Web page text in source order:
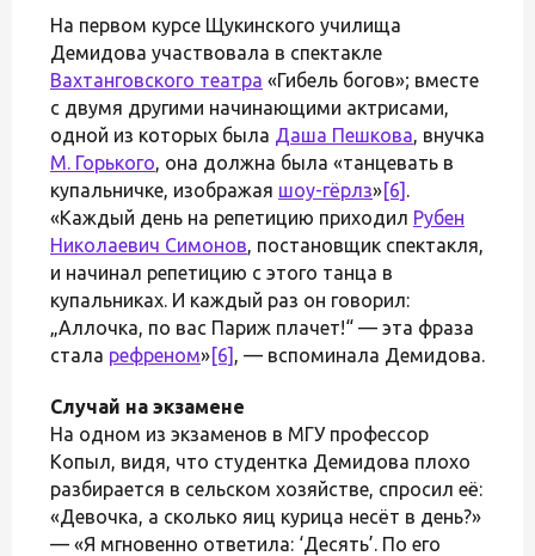
На первом курсе Щукинского училища
Демидова участвовала в спектакле
Вахтанговского театра «Гибель богов»; вместе
с двумя другими начинающими актрисами,
одной из которых была Даша Пешкова, внучка
М. Горького, она должна была «танцевать в
купальничке, изображая шоу-гёрлз»[6] .
«Каждый день на репетицию приходил Рубен
Николаевич Симонов, постановщик спектакля,
и начинал репетицию с этого танца в
купальниках. И каждый раз он говорил:
„Аллочка, по вас Париж плачет!“ — эта фраза
стала рефреном»[6] , — вспоминала Демидова.
Случай на экзамене
На одном из экзаменов в МГУ профессор
Копыл, видя, что студентка Демидова плохо
разбирается в сельском хозяйстве, спросил её:
«Девочка, а сколько яиц курица несёт в день?»
— «Я мгновенно ответила: ‘Десять’. По его